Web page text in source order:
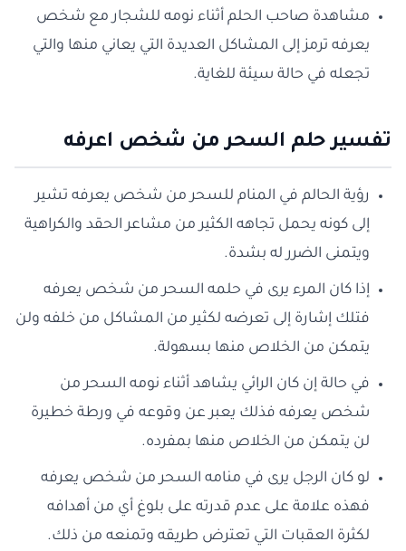
مشاهدة صاحب الحلم أثناء نومه للشجار مع شخص
يعرفه ترمز إلى المشاكل العديدة التي يعاني منها والتي
تجعله في حالة سيئة للغاية.
تفسير حلم السحر من شخص اعرفه
رؤية الحالم في المنام للسحر من شخص يعرفه تشير
إلى كونه يحمل تجاهه الكثير من مشاعر الحقد والكراهية
ويتمنى الضرر له بشدة.
إذا كان المرء يرى في حلمه السحر من شخص يعرفه
فتلك إشارة إلى تعرضه لكثير من المشاكل من خلفه ولن
يتمكن من الخلاص منها بسهولة.
في حالة إن كان الرائي يشاهد أثناء نومه السحر من
شخص يعرفه فذلك يعبر عن وقوعه في ورطة خطيرة
لن يتمكن من الخلاص منها بمفرده.
لو كان الرجل يرى في منامه السحر من شخص يعرفه
فهذه علامة على عدم قدرته على بلوغ أي من أهدافه
لكثرة العقبات التي تعترض طريقه وتمنعه من ذلك.